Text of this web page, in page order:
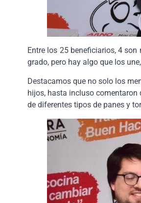
Entre los 25 beneficiarios, 4
grado, pero hay algo que los
Destacamos que no solo los
hijos, hasta incluso
de diferentes tipos de panes y